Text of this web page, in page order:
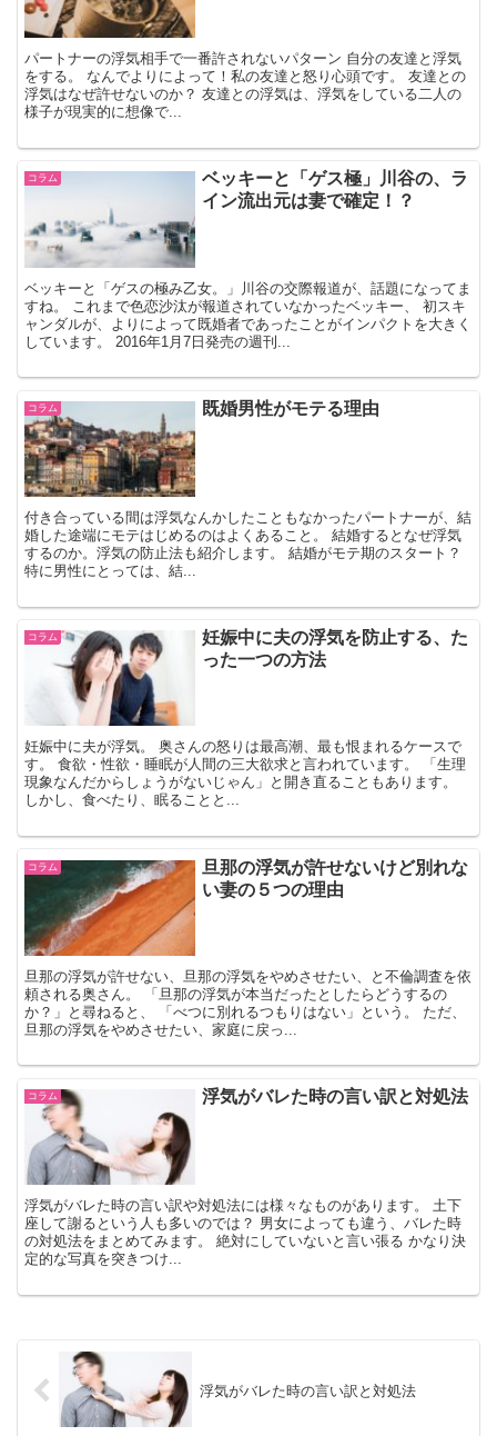
パートナーの浮気相手で一番許されないパターン 自分の友達と浮気
をする。 なんでよりによって！私の友達と怒り心頭です。 友達との
浮気はなぜ許せないのか？ 友達との浮気は、浮気をしている二人の
様子が現実的に想像で...
コラム
ベッキーと「ゲス極」川谷の、ラ
イン流出元は妻で確定！？
ベッキーと「ゲスの極み乙女。」川谷の交際報道が、話題になってま
すね。 これまで色恋沙汰が報道されていなかったベッキー、 初スキ
ャンダルが、よりによって既婚者であったことがインパクトを大きく
しています。 2016年1月7日発売の週刊...
コラム 既婚男性がモテる理由
付き合っている間は浮気なんかしたこともなかったパートナーが、結
婚した途端にモテはじめるのはよくあること。 結婚するとなぜ浮気
するのか。浮気の防止法も紹介します。 結婚がモテ期のスタート？
特に男性にとっては、結...
コラム
妊娠中に夫の浮気を防止する、た
った一つの方法
妊娠中に夫が浮気。 奥さんの怒りは最高潮、最も恨まれるケースで
す。 食欲・性欲・睡眠が人間の三大欲求と言われています。 「生理
現象なんだからしょうがないじゃん」と開き直ることもあります。
しかし、食べたり、眠ることと...
コラム
旦那の浮気が許せないけど別れな
い妻の５つの理由
旦那の浮気が許せない、旦那の浮気をやめさせたい、と不倫調査を依
頼される奥さん。 「旦那の浮気が本当だったとしたらどうするの
か？」と尋ねると、 「べつに別れるつもりはない」という。 ただ、
旦那の浮気をやめさせたい、家庭に戻っ...
コラム 浮気がバレた時の言い訳と対処法
浮気がバレた時の言い訳や対処法には様々なものがあります。 土下
座して謝るという人も多いのでは？ 男女によっても違う、バレた時
の対処法をまとめてみます。 絶対にしていないと言い張る かなり決
定的な写真を突きつけ...
浮気がバレた時の言い訳と対処法